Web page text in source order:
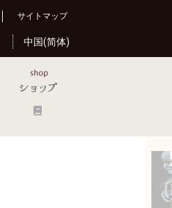
サイトマップ
中国(简体)